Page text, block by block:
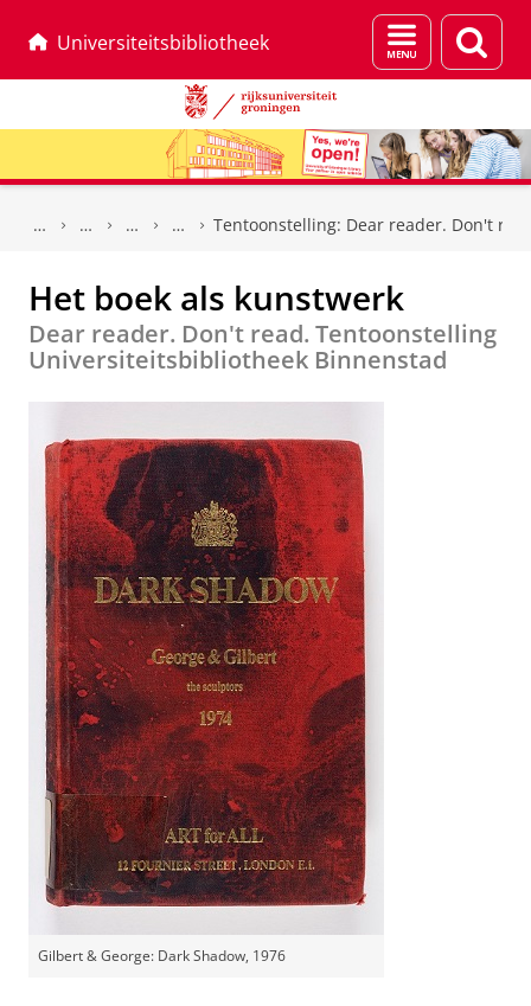
Universiteitsbibliotheek
Menu
en
Tentoonstelling: Dear reader. Don't
Het boek als kunstwerk
Dear reader. Don't read. Tentoonstelling
Universiteitsbibliotheek Binnenstad
Gilbert & George: Dark Shadow, 1976